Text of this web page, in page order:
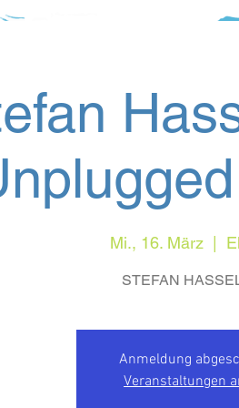
Mi., 16. März
  |
STEFAN
Anmeldung
Veranstaltungen